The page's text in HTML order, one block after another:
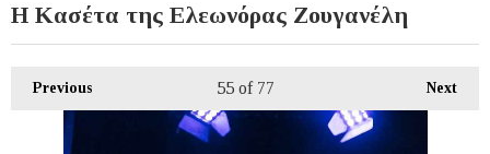
Η Κασέτα της Ελεωνόρας Ζουγανέλη
Previous Next
55of 77